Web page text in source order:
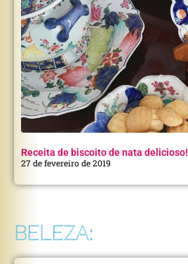
Receita de biscoito de nata delicioso!
27 de fevereiro de 2019
BELEZA: